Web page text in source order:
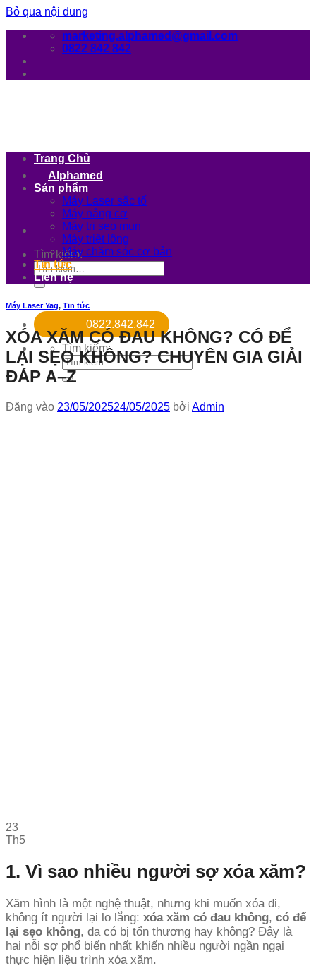
Bỏ qua nội dung
marketing.alphamed@gmail.com
0822 842 842
Tìm kiếm:
0822.842.842
Tìm kiếm:
Trang Chủ
Alphamed
Sản phẩm
Máy Laser sắc tố
Máy nâng cơ
Máy trị sẹo mụn
Máy triệt lông
Máy chăm sóc cơ bản
Tin tức
Liên hệ
Máy Laser Yag, Tin tức
XÓA XĂM CÓ ĐAU KHÔNG? CÓ ĐỂ
LẠI SẸO KHÔNG? CHUYÊN GIA GIẢI
ĐÁP A–Z
Đăng vào 23/05/202524/05/2025 bởi Admin
23
Th5
1. Vì sao nhiều người sợ xóa xăm?
Xăm hình là một nghệ thuật, nhưng khi muốn xóa đi,
không ít người lại lo lắng: xóa xăm có đau không, có để
lại sẹo không, da có bị tổn thương hay không? Đây là
hai nỗi sợ phổ biến nhất khiến nhiều người ngần ngại
thực hiện liệu trình xóa xăm.